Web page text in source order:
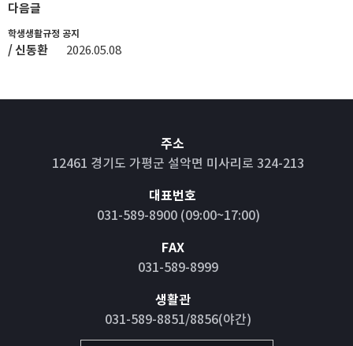
다음글
학생생활규정 공지
/ 신동환 2026.05.08
주소
12461 경기도 가평군 설악면 미사리로 324-213
대표번호
031-589-8900 (09:00~17:00)
FAX
031-589-8999
생활관
031-589-8851/8856(야간)